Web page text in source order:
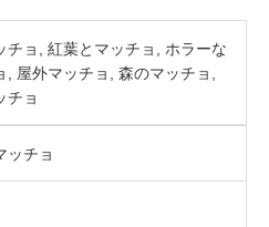
チョ 紅葉とマッチョ
ホラーな
屋外マッチョ
森のマッチョ
チョ
ッチョ